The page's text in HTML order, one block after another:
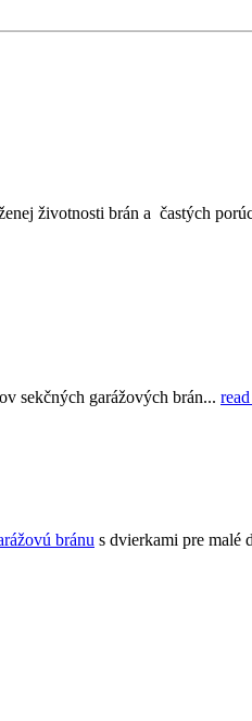
životnosti brán a častých
sekčných garážových brán...
bránu s dvierkami pre malé